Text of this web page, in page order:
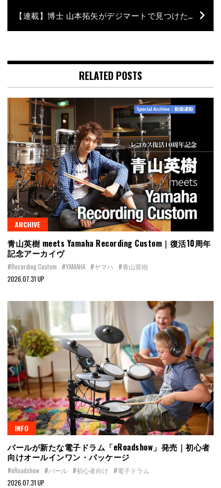
【連載】博士 山本拓矢がデジマートで見つけた今月の逸品 ♯13 〜REMO 314SA〜
RELATED POSTS
ARCHIVE
青山英樹 meets Yamaha Recording Custom｜復活10周年
記念アーカイヴ
#Recording Custom #YAMAHA #ヤマハ #青山英樹
2026.07.31 UP
INFO
パールが新たな電子ドラム「eRoadshow」発売｜初心者
向けオールインワン・パッケージ
#eRoadshow #パール #初心者向け #電子ドラム
2026.07.31 UP